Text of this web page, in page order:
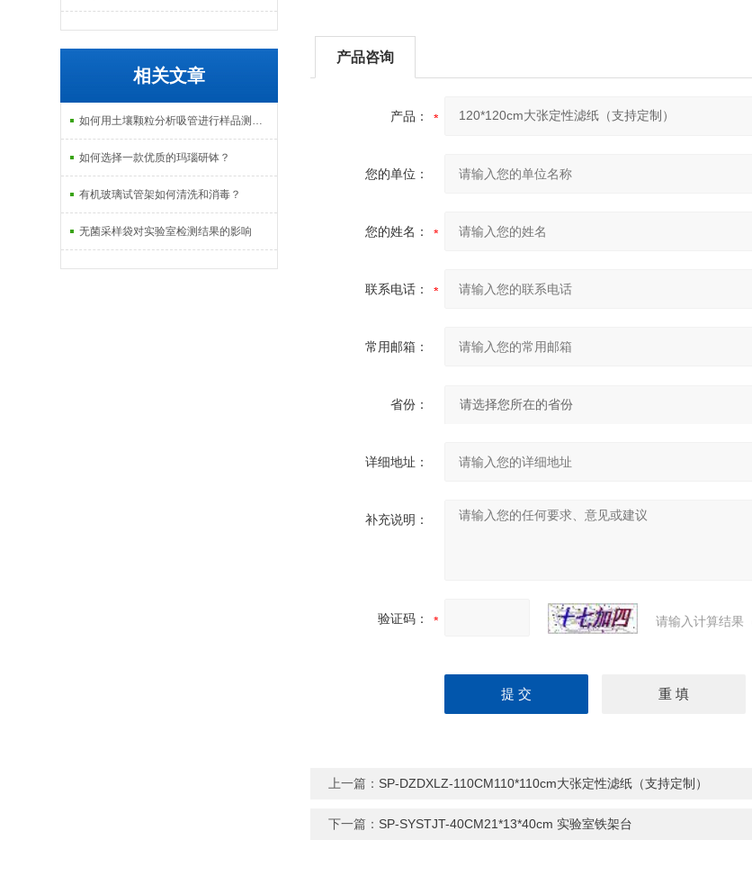
相关文章
如何用土壤颗粒分析吸管进行样品测定呢？
如何选择一款优质的玛瑙研钵？
有机玻璃试管架如何清洗和消毒？
无菌采样袋对实验室检测结果的影响
产品咨询
产品：
您的单位：
您的姓名：
联系电话：
常用邮箱：
省份：
详细地址：
补充说明：
验证码： 请输入计算结果
上一篇： SP-DZDXLZ-110CM110*110cm大张定性滤纸（支持定制）
下一篇： SP-SYSTJT-40CM21*13*40cm 实验室铁架台